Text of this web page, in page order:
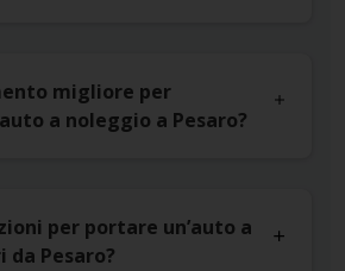
migliore per
a noleggio a Pesaro?
per portare un’auto a
Pesaro?